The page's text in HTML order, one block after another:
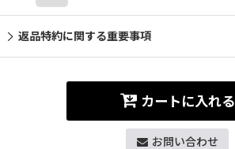
返品特約に関する重要事項
カートに入れる
お問い合わせ